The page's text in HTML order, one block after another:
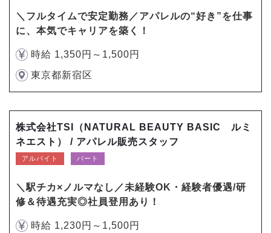
＼フルタイムで安定勤務／アパレルの“好き”を仕事
に、本気でキャリアを築く！
時給 1,350円～1,500円
東京都新宿区
株式会社TSI（NATURAL BEAUTY BASIC ルミ
ネエスト） / アパレル販売スタッフ
アルバイト パート
＼駅チカ×ノルマなし／未経験OK・経験者優遇/研
修＆待遇充実◎社員登用あり！
時給 1,230円～1,500円